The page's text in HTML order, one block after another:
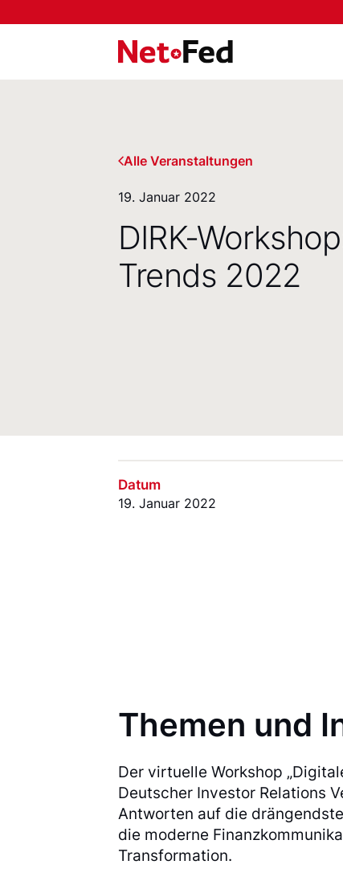
NetFederation GmbH
Alle Veranstaltungen
19. Januar 2022
DIRK-
Trends 2022
Datum
19. Januar 2022
Themen und
Der virtuelle Workshop
Deutscher Investor Relations
Antworten auf die
die moderne
Transformation.